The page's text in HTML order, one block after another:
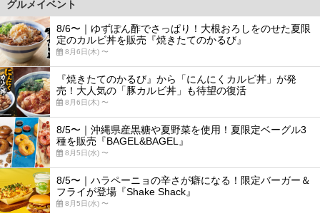
グルメイベント
8/6〜｜ゆずぽん酢でさっぱり！大根おろしをのせた夏限
定のカルビ丼を販売『焼きたてのかるび』
8月6日(木) 〜
『焼きたてのかるび』から「にんにくカルビ丼」が発
売！大人気の「豚カルビ丼」も待望の復活
8月6日(木) 〜
8/5〜｜沖縄県産黒糖や夏野菜を使用！夏限定ベーグル3
種を販売『BAGEL&BAGEL』
8月5日(水) 〜
8/5〜｜ハラペーニョの辛さが癖になる！限定バーガー＆
フライが登場『Shake Shack』
8月5日(水) 〜